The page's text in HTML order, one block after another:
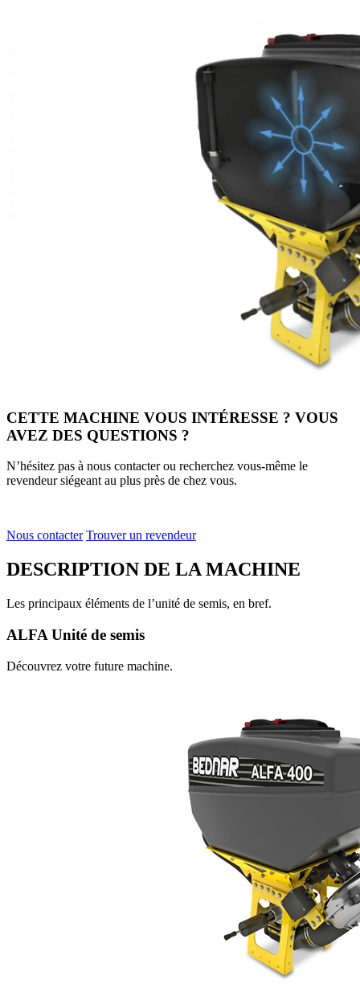
CETTE MACHINE VOUS INTÉRESSE ? VOUS
AVEZ DES QUESTIONS ?
N’hésitez pas à nous contacter ou recherchez vous-même le
revendeur siégeant au plus près de chez vous.
Nous contacter Trouver un revendeur
DESCRIPTION DE LA MACHINE
Les principaux éléments de l’unité de semis, en bref.
ALFA Unité de semis
Découvrez votre future machine.